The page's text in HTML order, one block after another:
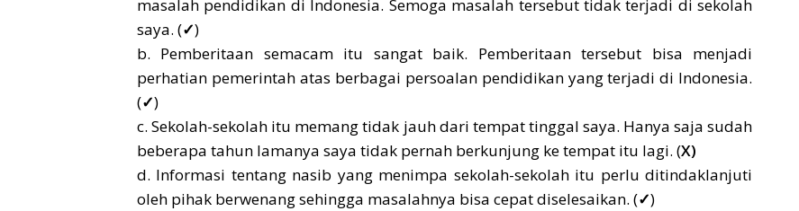
masalah pendidikan di Indonesia. Semoga masalah tersebut tidak terjadi di sekolah
saya. (✓)
b. Pemberitaan semacam itu sangat baik. Pemberitaan tersebut bisa menjadi
perhatian pemerintah atas berbagai persoalan pendidikan yang terjadi di Indonesia.
(✓)
c. Sekolah-sekolah itu memang tidak jauh dari tempat tinggal saya. Hanya saja sudah
beberapa tahun lamanya saya tidak pernah berkunjung ke tempat itu lagi. (X)
d. Informasi tentang nasib yang menimpa sekolah-sekolah itu perlu ditindaklanjuti
oleh pihak berwenang sehingga masalahnya bisa cepat diselesaikan. (✓)